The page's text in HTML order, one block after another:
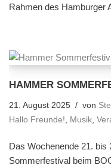
Rahmen des Hamburger
HAMMER
21. August 2025 von
Hallo Freunde!, Musik,
Das Wochenende 21.
Sommerfestival beim